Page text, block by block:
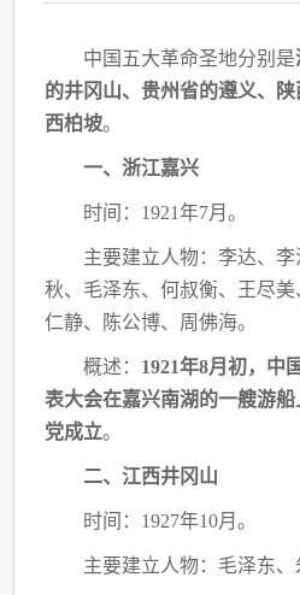
中国五大革命圣地分别是
的井冈山、贵州省的遵义、
西柏坡。
一、浙江嘉兴
时间： 1921年7月。
主要建立人物：李达、
秋、毛泽东、何叔衡、王尽美
仁静、陈公博、周佛海。
概述： 1921年8月初，中
表大会在嘉兴南湖的一艘游船
党成立。
二、江西井冈山
时间： 1927年10月。
主要建立人物：毛泽东、